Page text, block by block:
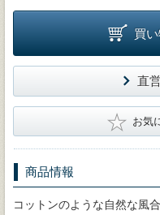
買
直
★ お気
商品情報
コットンのような自然な風